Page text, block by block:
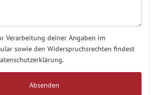
Verarbeitung deiner Angaben im
sowie den Widerspruchsrechten findest